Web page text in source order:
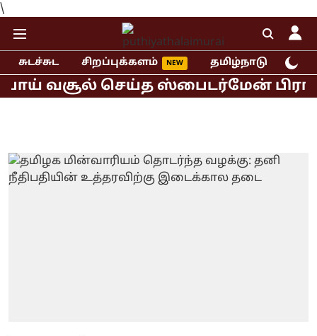
\
சுடச்சுட சிறப்புக்களம் தமிழ்நாடு
வசூல் செய்த ஸ்பைடர்மேன் பிராண்ட்